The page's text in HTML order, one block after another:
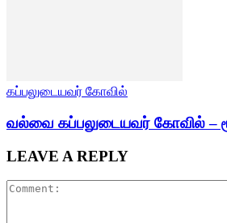
கப்பலுடையவர் கோவில்
வல்வை கப்பலுடையவர் கோவில் –
LEAVE A REPLY